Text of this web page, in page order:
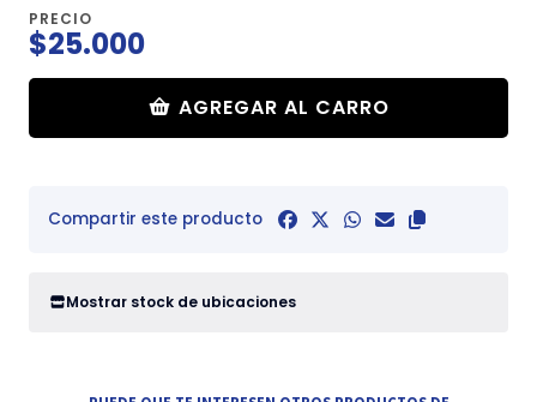
PRECIO
$25.000
AGREGAR AL CARRO
Compartir este producto
Mostrar stock de ubicaciones